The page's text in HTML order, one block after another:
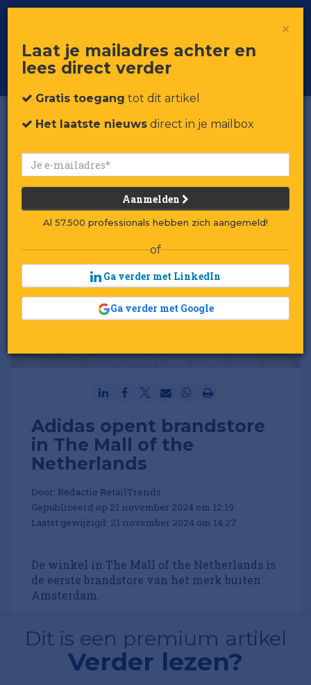
Voor professionals in retail & brands
Toggle
Adidas opent brandstore
in The Mall of the
Netherlands
Door: Redactie RetailTrends
Gepubliceerd op 21 november 2024 om 12:19
Laatst gewijzigd: 21 november 2024 om 14:27
De winkel in The Mall of the Netherlands is
de eerste brandstore van het merk buiten
Amsterdam.
Dit is een premium artikel
Verder lezen?
×
Laat je mailadres achter en
lees direct verder
Gratis toegang tot dit artikel
Het laatste nieuws direct in je mailbox
Aanmelden
Al 57.500 professionals hebben zich aangemeld!
of
Ga verder met LinkedIn
Ga verder met Google